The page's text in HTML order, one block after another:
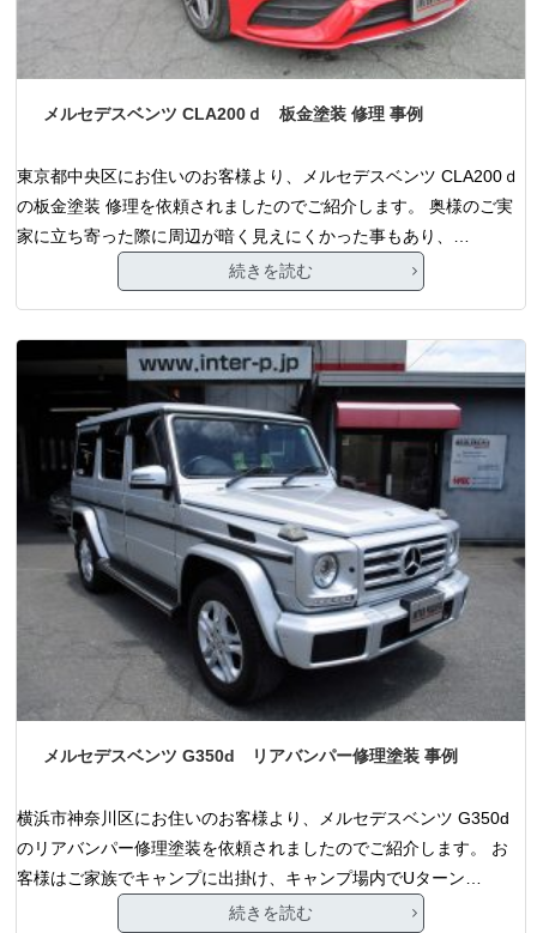
メルセデスベンツ CLA200ｄ 板金塗装 修理 事例
東京都中央区にお住いのお客様より、メルセデスベンツ CLA200ｄ
の板金塗装 修理を依頼されましたのでご紹介します。 奥様のご実
家に立ち寄った際に周辺が暗く見えにくかった事もあり、…
続きを読む
メルセデスベンツ G350d リアバンパー修理塗装 事例
横浜市神奈川区にお住いのお客様より、メルセデスベンツ G350d
のリアバンパー修理塗装を依頼されましたのでご紹介します。 お
客様はご家族でキャンプに出掛け、キャンプ場内でUターン…
続きを読む